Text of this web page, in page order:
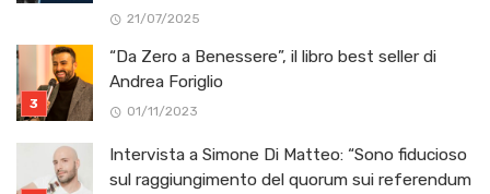
21/07/2025
“Da Zero a Benessere”, il libro best seller di
Andrea Foriglio
01/11/2023
Intervista a Simone Di Matteo: “Sono fiducioso
sul raggiungimento del quorum sui referendum